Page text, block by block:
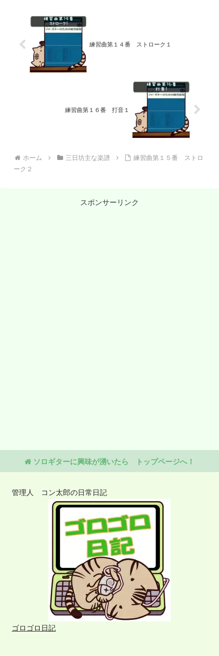
練習曲第１４番 ストローク１
練習曲第１６番 打音１
ホーム 三日坊主な楽譜
練習曲第１５番 ストロ
ーク２
スポンサーリンク
ソロギターに興味が湧いたら トップページへ！
管理人 コン太郎の日常日記
ゴロゴロ日記